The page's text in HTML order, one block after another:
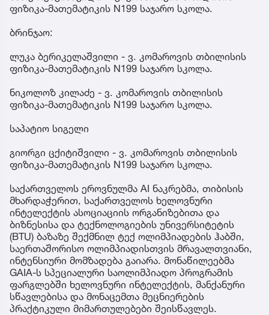
ფიზიკა-მათემატიკის N199 საჯარო სკოლა.
ბრინჯაო:
ლუკა ბერიკელაშვილი - ვ. კომაროვის თბილისის
ფიზიკა-მათემატიკის N199 საჯარო სკოლა.
ნიკოლოზ კილაძე - ვ. კომაროვის თბილისის
ფიზიკა-მათემატიკის N199 საჯარო სკოლა.
საპატიო სიგელი
გიორგი ცქიტიშვილი - ვ. კომაროვის თბილისის
ფიზიკა-მათემატიკის N199 საჯარო სკოლა.
საქართველოს ეროვნულმა AI ნაკრებმა, თიბისის
მხარდაჭერით, საქართველოს ხელოვნური
ინტელექტის ასოციაციის ორგანიზებითა და
ბიზნესისა და ტექნოლოგიების უნივერსიტეტის
(BTU) ბაზაზე შექმნილ ტექ ოლიმპიადების ჰაბში,
საერთაშორისო ოლიმპიადისთვის მრავალთვიანი,
ინტენსიური მომზადება გაიარა. მონაწილეებმა
GAIA-ს სპეციალური საოლიმპიადო პროგრამის
ფარგლებში ხელოვნური ინტელექტის, მანქანური
სწავლებისა და მონაცემთა მეცნიერების
პრაქტიკული მიმართულებები შეისწავლეს.